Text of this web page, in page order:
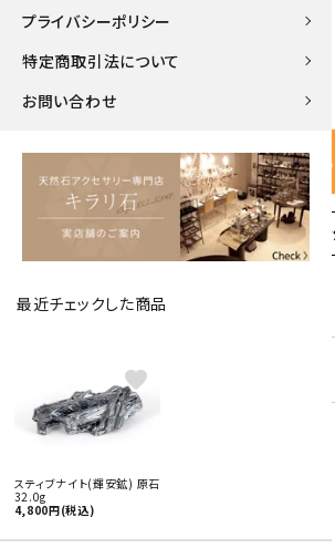
プライバシーポリシー
特定商取引法について
お問い合わせ
最近チェックした商品
スティブナイト(輝安鉱) 原石
32.0g
4,800円(税込)
favorite
数量 －
カートに入れる
お問い合わせ favorite
型番: stib-03
残り1です
この商品を友達に教える
買い物を続ける